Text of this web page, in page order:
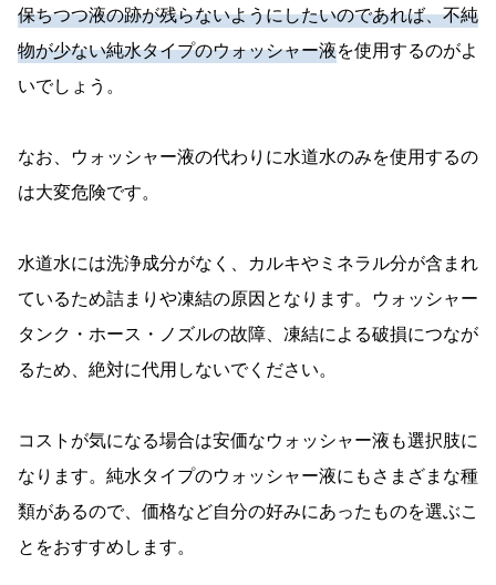
保ちつつ液の跡が残らないようにしたいのであれば、不純
物が少ない純水タイプのウォッシャー液を使用するのがよ
いでしょう。
なお、ウォッシャー液の代わりに水道水のみを使用するの
は大変危険です。
水道水には洗浄成分がなく、カルキやミネラル分が含まれ
ているため詰まりや凍結の原因となります。ウォッシャー
タンク・ホース・ノズルの故障、凍結による破損につなが
るため、絶対に代用しないでください。
コストが気になる場合は安価なウォッシャー液も選択肢に
なります。純水タイプのウォッシャー液にもさまざまな種
類があるので、価格など自分の好みにあったものを選ぶこ
とをおすすめします。